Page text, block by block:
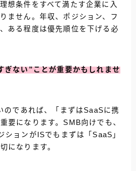
想条件をすべて満たす企業に入
ません。年収、ポジション、フ
ある程度は優先順位を下げる必
ぎない”ことが重要かもしれませ
のであれば、「まずはSaaSに携
要になります。SMB向けでも、
ションがISでもまずは「SaaS」
になります。